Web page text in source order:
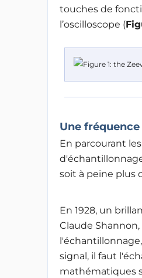
touches de
l’oscilloscope (
Une
En parcourant
soit à peine plus
En 1928, un
Claude
signal, il faut
mathématiques